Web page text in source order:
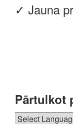
✓ Jauna
Pārtulkot